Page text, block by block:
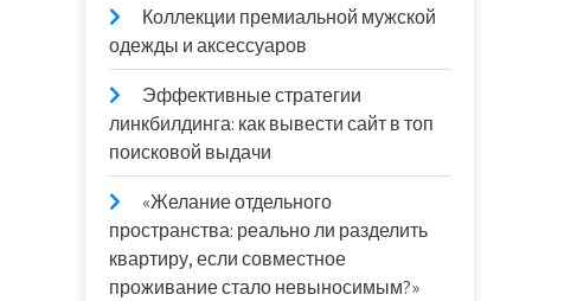
Коллекции премиальной мужской
одежды и аксессуаров
Эффективные стратегии
линкбилдинга: как вывести сайт в топ
поисковой выдачи
«Желание отдельного
пространства: реально ли разделить
квартиру, если совместное
проживание стало невыносимым?»